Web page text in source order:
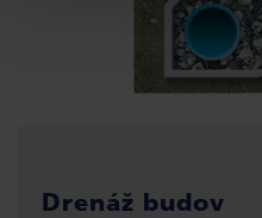
Drenáž budov